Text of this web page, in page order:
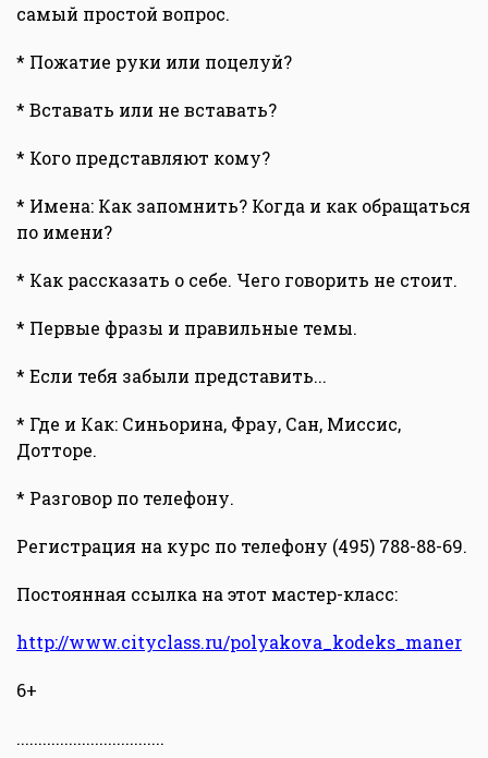
самый простой вопрос.
* Пожатие руки или поцелуй?
* Вставать или не вставать?
* Кого представляют кому?
* Имена: Как запомнить? Когда и как обращаться
по имени?
* Как рассказать о себе. Чего говорить не стоит.
* Первые фразы и правильные темы.
* Если тебя забыли представить...
* Где и Как: Синьорина, Фрау, Сан, Миссис,
Дотторе.
* Разговор по телефону.
Регистрация на курс по телефону (495) 788-88-69.
Постоянная ссылка на этот мастер-класс:
http://www.cityclass.ru/polyakova_kodeks_maner
6+
..................................